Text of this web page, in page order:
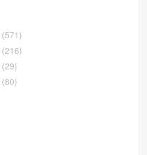
(571)
(216)
(29)
(80)